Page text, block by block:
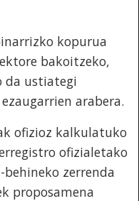
kopurua
bakoitzeko,
da ustiategi
arabera.
ofizioz kalkulatuko
ofizialetako
zerrenda
proposamena